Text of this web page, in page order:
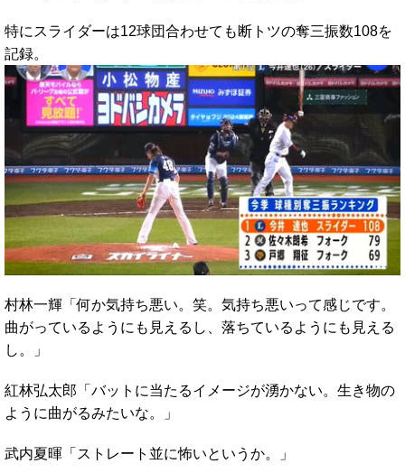
特にスライダーは12球団合わせても断トツの奪三振数108を
記録。
村林一輝「何か気持ち悪い。笑。気持ち悪いって感じです。
曲がっているようにも見えるし、落ちているようにも見える
し。」
紅林弘太郎「バットに当たるイメージが湧かない。生き物の
ように曲がるみたいな。」
武内夏暉「ストレート並に怖いというか。」